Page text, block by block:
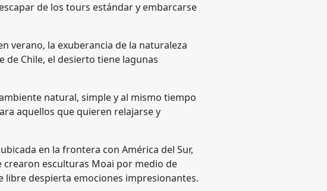
de los tours estándar y embarcarse
verano, la exuberancia de la naturaleza
de Chile, el desierto tiene lagunas
natural, simple y al mismo tiempo
aquellos que quieren relajarse y
en la frontera con América del Sur,
crearon esculturas Moai por medio de
libre despierta emociones impresionantes.